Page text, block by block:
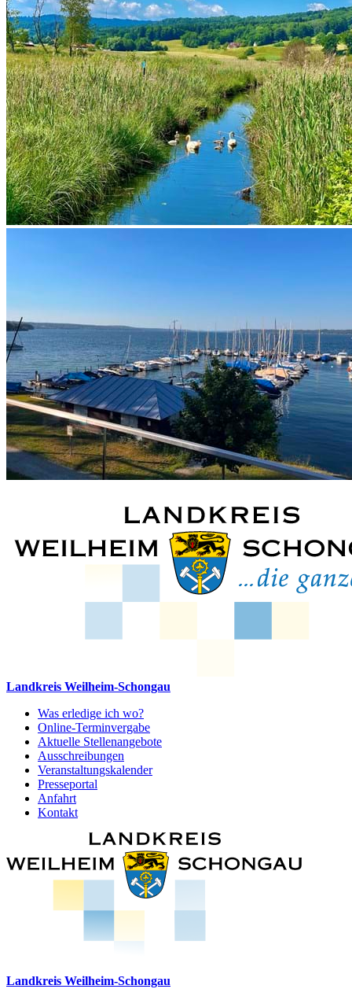
Landkreis Weilheim-Schongau
Was erledige ich wo?
Online-Terminvergabe
Aktuelle Stellenangebote
Ausschreibungen
Veranstaltungskalender
Presseportal
Anfahrt
Kontakt
Landkreis Weilheim-Schongau